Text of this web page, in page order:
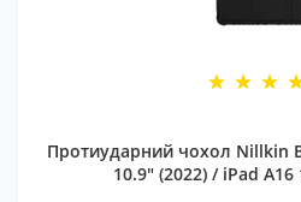
Протиударний чохол Nillkin
10.9" (2022) / iPad